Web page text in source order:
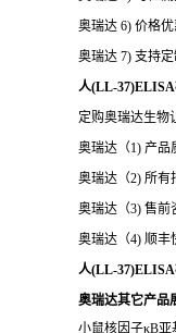
奥瑞达 6) 价格
奥瑞达 7) 支持
人(LL-
定购奥瑞达生物
奥瑞达（1) 产品
奥瑞达（2) 所有
奥瑞达（3) 售前
奥瑞达（4) 顺丰
人(LL-
奥瑞达其它产品
小鼠核因子κB亚